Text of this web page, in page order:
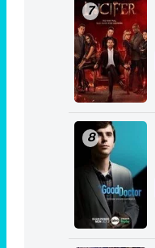
7
8